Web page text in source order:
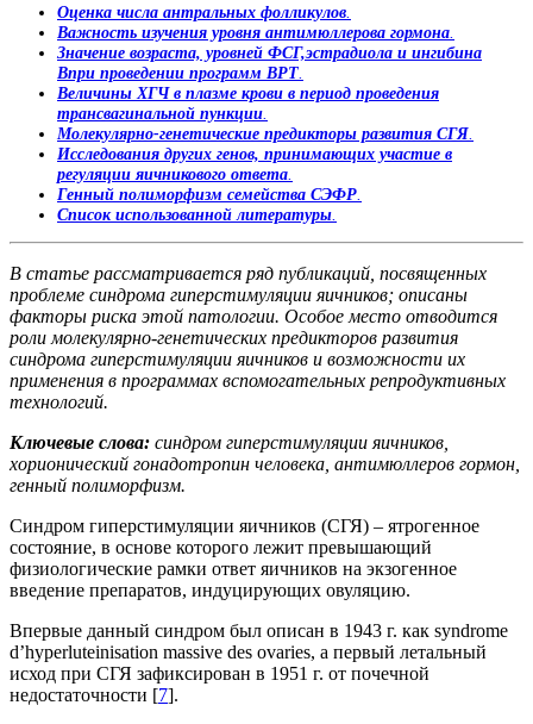
Оценка числа антральных фолликулов
Важность изучения уровня антимюллерова гормона
Значение возраста, уровней ФСГ,эстрадиола и ингибина
Впри проведении программ ВРТ
Величины ХГЧ в плазме крови в период проведения
трансвагинальной пункции
Молекулярно-генетические предикторы развития СГЯ
Исследования других генов, принимающих участие в
регуляции яичникового ответа
Генный полиморфизм семейства СЭФР
Список использованной литературы
В статье рассматривается ряд публикаций, посвященных
проблеме синдрома гиперстимуляции яичников; описаны
факторы риска этой патологии. Особое место отводится
роли молекулярно-генетических предикторов развития
синдрома гиперстимуляции яичников и возможности их
применения в программах вспомогательных репродуктивных
технологий.
Ключевые слова: синдром гиперстимуляции яичников,
хорионический гонадотропин человека, антимюллеров гормон,
генный полиморфизм.
Синдром гиперстимуляции яичников (СГЯ) – ятрогенное
состояние, в основе которого лежит превышающий
физиологические рамки ответ яичников на экзогенное
введение препаратов, индуцирующих овуляцию.
Впервые данный синдром был описан в 1943 г. как syndrome
d’hyperluteinisation massive des ovaries, а первый летальный
исход при СГЯ зафиксирован в 1951 г. от почечной
недостаточности [7].